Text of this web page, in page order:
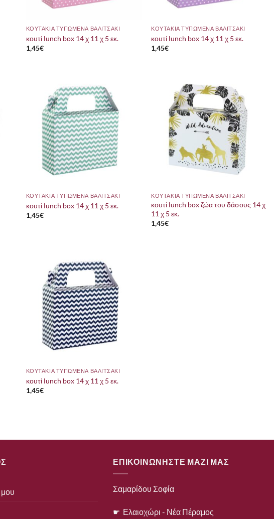
ΚΟΥΤΑΚΙΑ ΤΥΠΩΜΕΝΑ ΒΑΛΙΤΣΑΚΙ
κουτί lunch box 14 χ 11 χ 5 εκ.
1,45€
ΚΟΥΤΑΚΙΑ ΤΥΠΩΜΕΝΑ ΒΑΛΙΤΣΑΚΙ
κουτί lunch box 14 χ 11 χ 5 εκ.
1,45€
ΚΟΥΤΑΚΙΑ ΤΥΠΩΜΕΝΑ ΒΑΛΙΤΣΑΚΙ
κουτί lunch box 14 χ 11 χ 5 εκ.
1,45€
ΚΟΥΤΑΚΙΑ ΤΥΠΩΜΕΝΑ ΒΑΛΙΤΣΑΚΙ
κουτί lunch box ζώα του δάσους 14 χ
11 χ 5 εκ.
1,45€
ΚΟΥΤΑΚΙΑ ΤΥΠΩΜΕΝΑ ΒΑΛΙΤΣΑΚΙ
κουτί lunch box 14 χ 11 χ 5 εκ.
1,45€
ΕΠΙΚΟΙΝΩΝΗΣΤΕ ΜΑΖΙ ΜΑΣ
Σαμαρίδου Σοφία
☛ Ελαιοχώρι - Νέα Πέραμος